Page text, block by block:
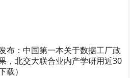
布：中国第一本关于数据工厂政
，北交大联合业内产学研用近30
载）